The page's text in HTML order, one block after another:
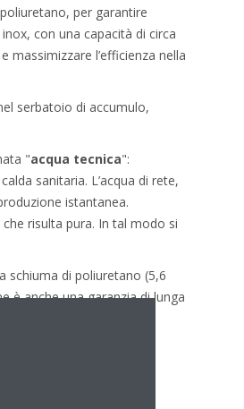
per garantire
con una capacità di circa
l’efficienza nella
serbatoio di accumulo,
"acqua tecnica":
sanitaria. L’acqua di rete,
istantanea.
risulta pura. In tal modo si
schiuma di poliuretano (5,6
è anche una garanzia di lunga